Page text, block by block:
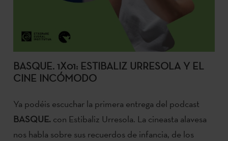
BASQUE. 1X01: ESTIBALIZ URRESOLA Y EL
CINE INCÓMODO
Ya podéis escuchar la primera entrega del podcast
BASQUE. con Estibaliz Urresola. La cineasta alavesa
nos habla sobre sus recuerdos de infancia, de los